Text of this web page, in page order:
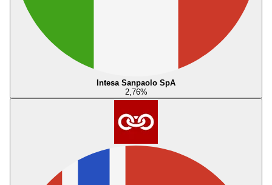
Intesa Sanpaolo SpA
2,76%